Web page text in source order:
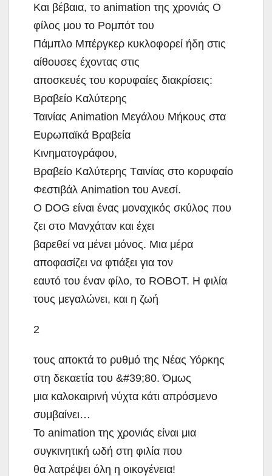
Και βέβαια, το animation της χρονιάς Ο
φίλος μου το Ρομπότ του
Πάμπλο Μπέργκερ κυκλοφορεί ήδη στις
αίθουσες έχοντας στις
αποσκευές του κορυφαίες διακρίσεις:
Βραβείο Καλύτερης
Ταινίας Animation Μεγάλου Μήκους στα
Ευρωπαϊκά Βραβεία
Κινηματογράφου,
Bραβείο Kαλύτερης Tαινίας στο κορυφαίο
Φεστιβάλ Animation του Ανεσί.
Ο DOG είναι ένας μοναχικός σκύλος που
ζει στο Μανχάταν και έχει
βαρεθεί να μένει μόνος. Μια μέρα
αποφασίζει να φτιάξει για τον
εαυτό του έναν φίλο, το ROBOT. Η φιλία
τους μεγαλώνει, και η ζωή
2
τους αποκτά το ρυθμό της Νέας Υόρκης
στη δεκαετία του &#39;80. Όμως
μια καλοκαιρινή νύχτα κάτι απρόσμενο
συμβαίνει…
Το animation της χρονιάς είναι μια
συγκινητική ωδή στη φιλία που
θα λατρέψει όλη η οικογένεια!